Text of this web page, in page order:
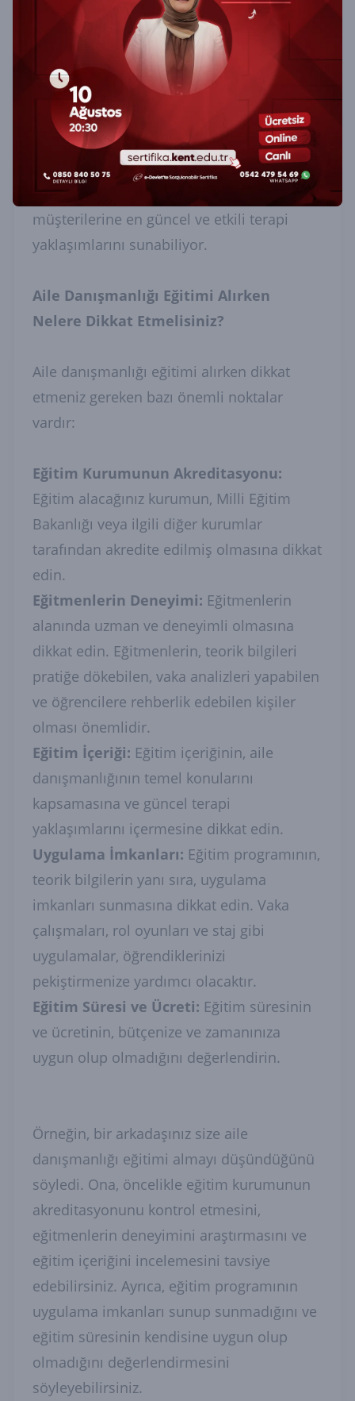
Örneğin, Elif Hanım çok başarılı bir aile
danışmanı. Müşterileri, onun empati
yeteneği, sabrı ve objektifliği sayesinde
sorunlarını daha kolay çözebildiklerini
söylüyorlar. Elif Hanım, ayrıca sürekli
seminerlere katılarak ve mesleki yayınları
takip ederek kendini geliştiriyor. Bu sayede,
müşterilerine en güncel ve etkili terapi
yaklaşımlarını sunabiliyor.
Aile Danışmanlığı Eğitimi Alırken
Nelere Dikkat Etmelisiniz?
Aile danışmanlığı eğitimi alırken dikkat
etmeniz gereken bazı önemli noktalar
vardır:
Eğitim Kurumunun Akreditasyonu:
Eğitim alacağınız kurumun, Milli Eğitim
Bakanlığı veya ilgili diğer kurumlar
tarafından akredite edilmiş olmasına dikkat
edin.
Eğitmenlerin Deneyimi: Eğitmenlerin
alanında uzman ve deneyimli olmasına
dikkat edin. Eğitmenlerin, teorik bilgileri
pratiğe dökebilen, vaka analizleri yapabilen
ve öğrencilere rehberlik edebilen kişiler
olması önemlidir.
Eğitim İçeriği: Eğitim içeriğinin, aile
danışmanlığının temel konularını
kapsamasına ve güncel terapi
yaklaşımlarını içermesine dikkat edin.
Uygulama İmkanları: Eğitim programının,
teorik bilgilerin yanı sıra, uygulama
imkanları sunmasına dikkat edin. Vaka
çalışmaları, rol oyunları ve staj gibi
uygulamalar, öğrendiklerinizi
pekiştirmenize yardımcı olacaktır.
Eğitim Süresi ve Ücreti: Eğitim süresinin
ve ücretinin, bütçenize ve zamanınıza
uygun olup olmadığını değerlendirin.
Örneğin, bir arkadaşınız size aile
danışmanlığı eğitimi almayı düşündüğünü
söyledi. Ona, öncelikle eğitim kurumunun
akreditasyonunu kontrol etmesini,
eğitmenlerin deneyimini araştırmasını ve
eğitim içeriğini incelemesini tavsiye
edebilirsiniz. Ayrıca, eğitim programının
uygulama imkanları sunup sunmadığını ve
eğitim süresinin kendisine uygun olup
olmadığını değerlendirmesini
söyleyebilirsiniz.